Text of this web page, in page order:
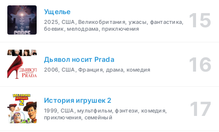
Ущелье
2025, США, Великобритания, ужасы, фантастика,
боевик, мелодрама, приключения
Дьявол носит Prada
2006, США, Франция, драма, комедия
История игрушек 2
1999, США, мультфильм, фэнтези, комедия,
приключения, семейный